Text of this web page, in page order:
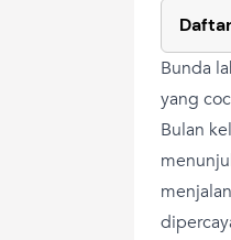
Bunda
yang
Bulan